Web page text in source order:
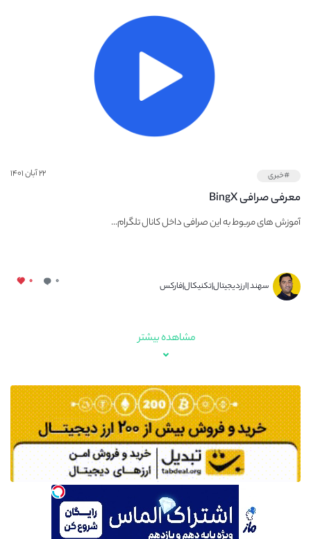
#خبری ۲۲ آبان ۱۴۰۱
معرفی صرافی BingX
آموزش های مربوط به این صرافی داخل کانال تلگرام...
سهند |ارزدیجیتال|تکنیکال|فارکس ۰ ۰
مشاهده بیشتر